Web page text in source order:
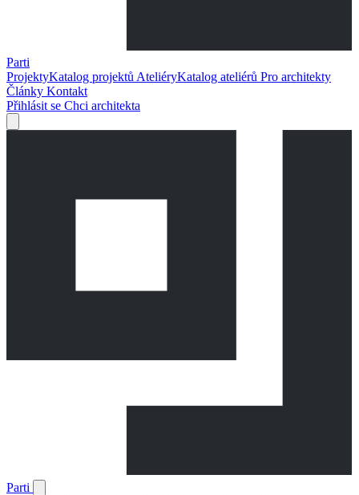
Parti
ProjektyKatalog projektů AteliéryKatalog ateliérů Pro architekty
Články Kontakt
Přihlásit se Chci architekta
Parti